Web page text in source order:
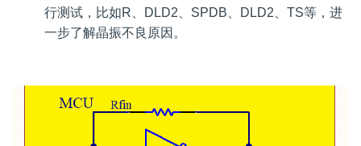
行测试，比如R、DLD2、SPDB、DLD2、TS等，进
一步了解晶振不良原因。